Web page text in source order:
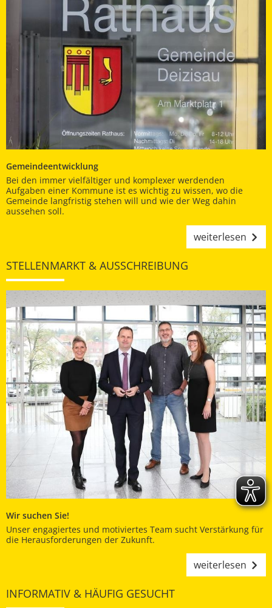
Gemeindeentwicklung
Bei den immer vielfältiger und komplexer werdenden
Aufgaben einer Kommune ist es wichtig zu wissen, wo die
Gemeinde langfristig stehen will und wie der Weg dahin
aussehen soll.
weiterlesen
STELLENMARKT & AUSSCHREIBUNG
Wir suchen Sie!
Unser engagiertes und motiviertes Team sucht Verstärkung für
die Herausforderungen der Zukunft.
weiterlesen
INFORMATIV & HÄUFIG GESUCHT